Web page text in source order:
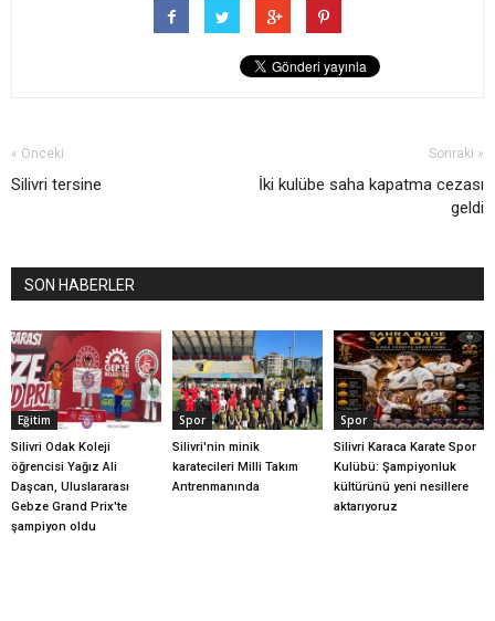
« Önceki
Silivri tersine
Sonraki »
İki kulübe saha kapatma cezası
geldi
SON HABERLER
Eğitim
Silivri Odak Koleji
öğrencisi Yağız Ali
Daşcan, Uluslararası
Gebze Grand Prix'te
şampiyon oldu
Spor
Silivri'nin minik
karatecileri Milli Takım
Antrenmanında
Spor
Silivri Karaca Karate Spor
Kulübü: Şampiyonluk
kültürünü yeni nesillere
aktarıyoruz